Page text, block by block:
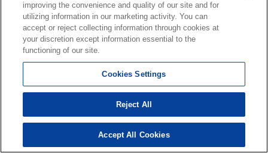
〒666-0152 兵庫県川西市丸山台２
ヒョウゴケンカワニシシマルヤマダイ２
〒666-0152 兵庫県川西市丸山台３
ヒョウゴケンカワニシシマルヤマダイ３
〒665-0891 兵庫県川西市満願寺町
〒666-0013 兵庫県川西市美園町
ヒョウゴケンカワニシシミドリガオカ１
improving the convenience and quality of our site and for
utilizing information in our marketing activity. You can
accept or reject collecting information through cookies at
your discretion except information essential to the
functioning of our site.
Cookies Settings
Reject All
Accept All Cookies